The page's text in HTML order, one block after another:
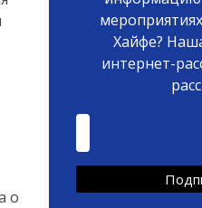
о
Хайфе?
интернет-